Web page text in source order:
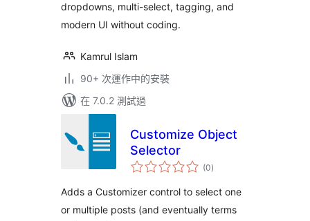
dropdowns, multi-select, tagging, and
modern UI without coding.
Kamrul Islam
90+ 次運作中的安裝
在 7.0.2 測試過
Customize Object
Selector
(0總
評)
Adds a Customizer control to select one
or multiple posts (and eventually terms